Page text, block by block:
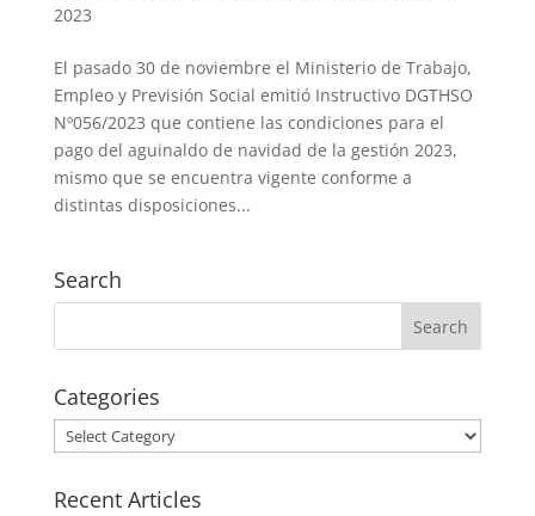
2023
El pasado 30 de noviembre el Ministerio de Trabajo,
Empleo y Previsión Social emitió Instructivo DGTHSO
Nº056/2023 que contiene las condiciones para el
pago del aguinaldo de navidad de la gestión 2023,
mismo que se encuentra vigente conforme a
distintas disposiciones...
Search
Categories
Categories
Recent Articles